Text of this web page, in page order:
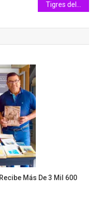
Más De 3 Mil 600